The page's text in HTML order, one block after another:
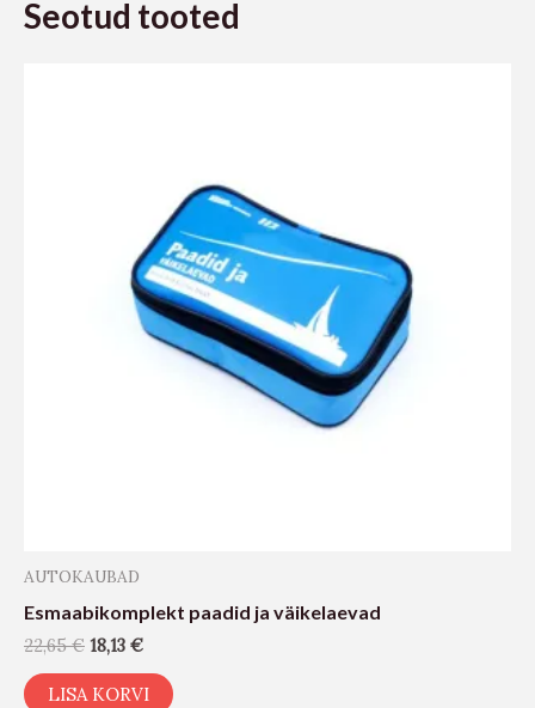
Seotud tooted
AUTOKAUBAD
Esmaabikomplekt paadid ja väikelaevad
22,65€ 18,13 €
LISA KORVI